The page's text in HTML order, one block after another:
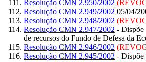
Resolução CMN 2.950/2002
Resolução CMN 2.949/2002 05/04/
Resolução CMN 2.948/2002
Resolução CMN 2.947/2002 - Dispõe
de recursos do Fundo de Defesa da
Resolução CMN 2.946/2002
Resolução CMN 2.945/2002 - Dispõe